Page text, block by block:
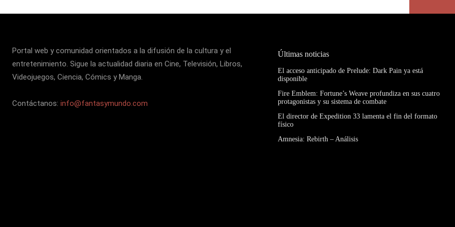
Portal web y comunidad orientados a la difusión de la cultura y el
entretenimiento. Sigue la actualidad diaria en Cine, Televisión, Libros,
Videojuegos, Ciencia, Cómics y Manga.
Contáctanos: info@fantasymundo.com
Últimas noticias
El acceso anticipado de Prelude: Dark Pain ya está
disponible
Fire Emblem: Fortune’s Weave profundiza en sus cuatro
protagonistas y su sistema de combate
El director de Expedition 33 lamenta el fin del formato
físico
Amnesia: Rebirth – Análisis